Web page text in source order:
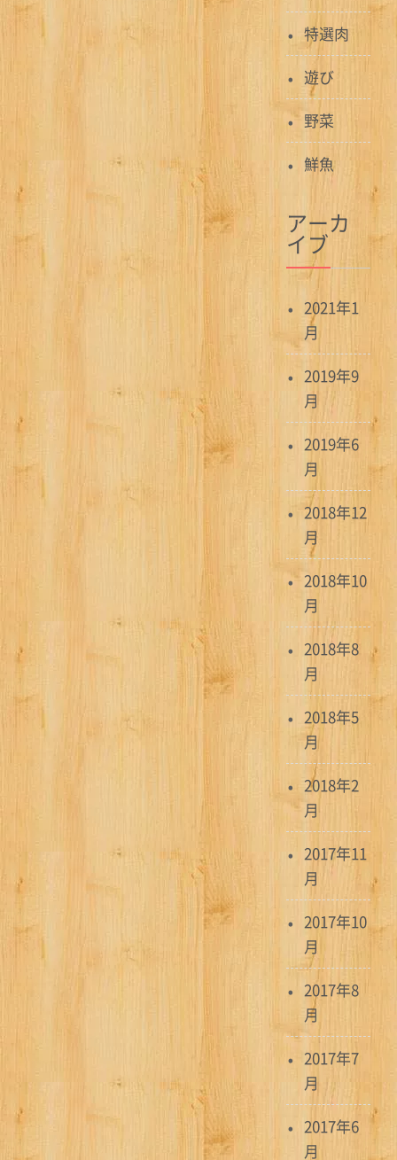
特選肉
遊び
野菜
鮮魚
アーカ
イブ
2021年1
月
2019年9
月
2019年6
月
2018年12
月
2018年10
月
2018年8
月
2018年5
月
2018年2
月
2017年11
月
2017年10
月
2017年8
月
2017年7
月
2017年6
月